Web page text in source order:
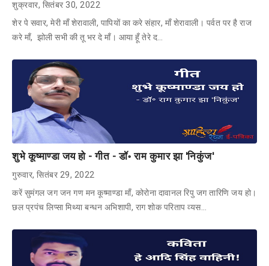
शुक्रवार, सितंबर 30, 2022
शेर पे सवार, मेरी माँ शेरावाली, पापियों का करे संहार, माँ शेरावाली। पर्वत पर है राज
करे माँ, झोली सभी की तू भर दे माँ। आया हूँ तेरे द…
शुभे कूष्माण्डा जय हो - गीत - डॉ॰ राम कुमार झा 'निकुंज'
गुरुवार, सितंबर 29, 2022
करें सुमंगल जग जन गण मन कूष्माण्डा माँ, कोरोना दावानल रिपु जग तारिणि जय हो।
छल प्रपंच लिप्सा मिथ्या बन्धन अभिशापी, राग शोक परिताप व्यस…